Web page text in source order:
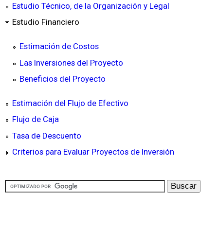
Estudio Técnico, de la Organización y Legal
Estudio Financiero
Estimación de Costos
Las Inversiones del Proyecto
Beneficios del Proyecto
Estimación del Flujo de Efectivo
Flujo de Caja
Tasa de Descuento
Criterios para Evaluar Proyectos de Inversión